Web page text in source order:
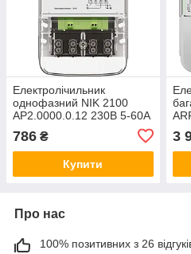
Електролічильник
однофазний NIK 2100
AP2.0000.0.12 230В 5-60А
електронний
786 ₴
Купити
3
Про нас
100% позитивних з 26